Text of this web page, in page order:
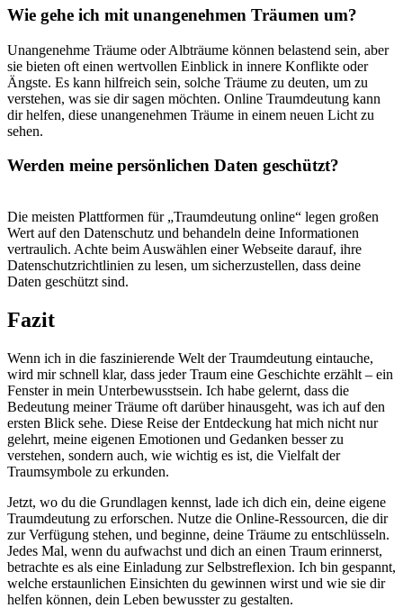
Wie ‌gehe ich mit unangenehmen Träumen‌ um?
Unangenehme Träume oder Albträume können belastend sein, aber
sie bieten oft‍ einen ⁤wertvollen ‌Einblick in innere Konflikte oder‍
Ängste.⁤ Es kann⁤ hilfreich sein, solche Träume zu deuten, ⁣um⁣ zu
verstehen, was ⁣sie dir‌ sagen möchten. Online Traumdeutung kann
dir‍ helfen,​ diese unangenehmen Träume in einem neuen Licht zu
sehen.
Werden⁤ meine persönlichen Daten geschützt?
Die meisten Plattformen für „Traumdeutung online“ legen großen
Wert auf den Datenschutz und behandeln ‍deine‌ Informationen
vertraulich. Achte beim Auswählen⁣ einer Webseite darauf, ihre
Datenschutzrichtlinien⁢ zu ⁢lesen,⁢ um sicherzustellen, dass deine
Daten⁢ geschützt sind. ‌
Fazit
Wenn ich in die faszinierende Welt der Traumdeutung⁣ eintauche,
wird mir schnell klar, dass jeder Traum eine Geschichte erzählt‍ – ein
Fenster⁤ in mein Unterbewusstsein. Ich habe‌ gelernt,⁢ dass die
Bedeutung ‌meiner Träume ‌oft darüber hinausgeht, was⁢ ich⁣ auf den
ersten Blick sehe.​ Diese Reise der Entdeckung ⁢hat mich nicht nur
gelehrt,‍ meine eigenen Emotionen und Gedanken besser zu
verstehen, sondern auch, wie wichtig es ist, die Vielfalt der
Traumsymbole zu erkunden.
Jetzt, wo du die‍ Grundlagen kennst, lade ich dich ein, deine eigene
Traumdeutung ⁣zu erforschen. Nutze die Online-Ressourcen, die dir
zur Verfügung stehen, und beginne, deine⁤ Träume ⁢zu entschlüsseln.
Jedes Mal, wenn du aufwachst und dich an ​einen Traum​ erinnerst,
betrachte es ​als eine Einladung ⁤zur Selbstreflexion. Ich bin gespannt,
​welche erstaunlichen Einsichten du gewinnen wirst und wie sie ​dir
helfen können, dein Leben bewusster zu gestalten.